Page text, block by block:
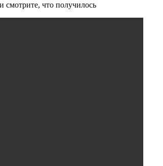
что получилось